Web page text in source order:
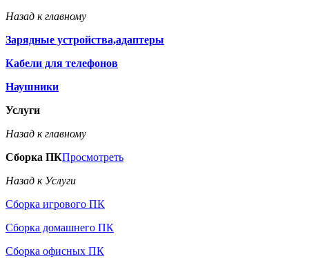
Назад к главному
Зарядные устройства,адаптеры
Кабели для телефонов
Наушники
Услуги
Назад к главному
Сборка ПКПросмотреть
Назад к Услуги
Сборка игрового ПК
Сборка домашнего ПК
Сборка офисных ПК